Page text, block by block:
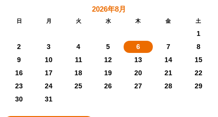
2026年8月
日 月 火 水 木 金 土
1
2
3 4 5 6 7
8
9
10 11 12 13 14
15
16
17 18 19 20 21
22
23
24 25 26 27 28
29
30
31